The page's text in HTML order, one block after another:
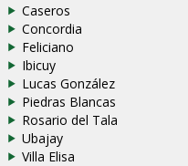
Caseros
Concordia
Feliciano
Ibicuy
Lucas González
Piedras Blancas
Rosario del Tala
Ubajay
Villa Elisa